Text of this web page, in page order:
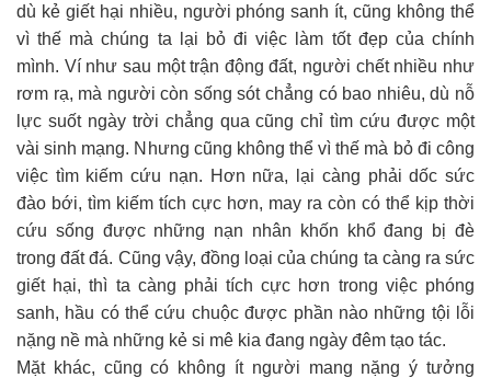
dù kẻ giết hại nhiều, người phóng sanh ít, cũng không thể
vì thế mà chúng ta lại bỏ đi việc làm tốt đẹp của chính
mình. Ví như sau một trận động đất, người chết nhiều như
rơm rạ, mà người còn sống sót chẳng có bao nhiêu, dù nỗ
lực suốt ngày trời chẳng qua cũng chỉ tìm cứu được một
vài sinh mạng. Nhưng cũng không thể vì thế mà bỏ đi công
việc tìm kiếm cứu nạn. Hơn nữa, lại càng phải dốc sức
đào bới, tìm kiếm tích cực hơn, may ra còn có thể kịp thời
cứu sống được những nạn nhân khốn khổ đang bị đè
trong đất đá. Cũng vậy, đồng loại của chúng ta càng ra sức
giết hại, thì ta càng phải tích cực hơn trong việc phóng
sanh, hầu có thể cứu chuộc được phần nào những tội lỗi
nặng nề mà những kẻ si mê kia đang ngày đêm tạo tác.
Mặt khác, cũng có không ít người mang nặng ý tưởng